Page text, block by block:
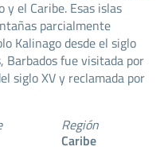
el Caribe. Esas islas
parcialmente
Kalinago desde el siglo
Barbados fue visitada por
siglo XV y reclamada por
Región
Caribe